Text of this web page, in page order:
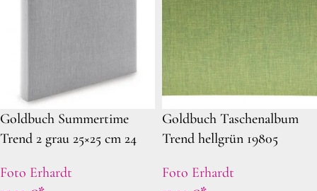
Goldbuch Summertime
Trend 2 grau 25×25 cm 24
Foto Erhardt
Goldbuch Taschenalbum
Trend hellgrün 19805
Foto Erhardt